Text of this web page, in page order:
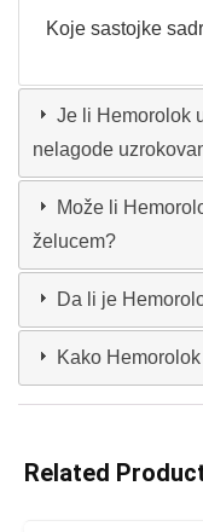
Koje sastojke
Je li Hemorolok
nelagode
Može li
želucem?
Da li je
Kako
Related